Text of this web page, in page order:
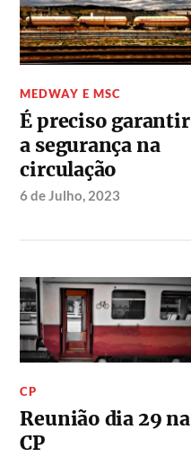
MEDWAY E MSC
É preciso garantir
a segurança na
circulação
6 de Julho, 2023
CP
Reunião dia 29 na
CP